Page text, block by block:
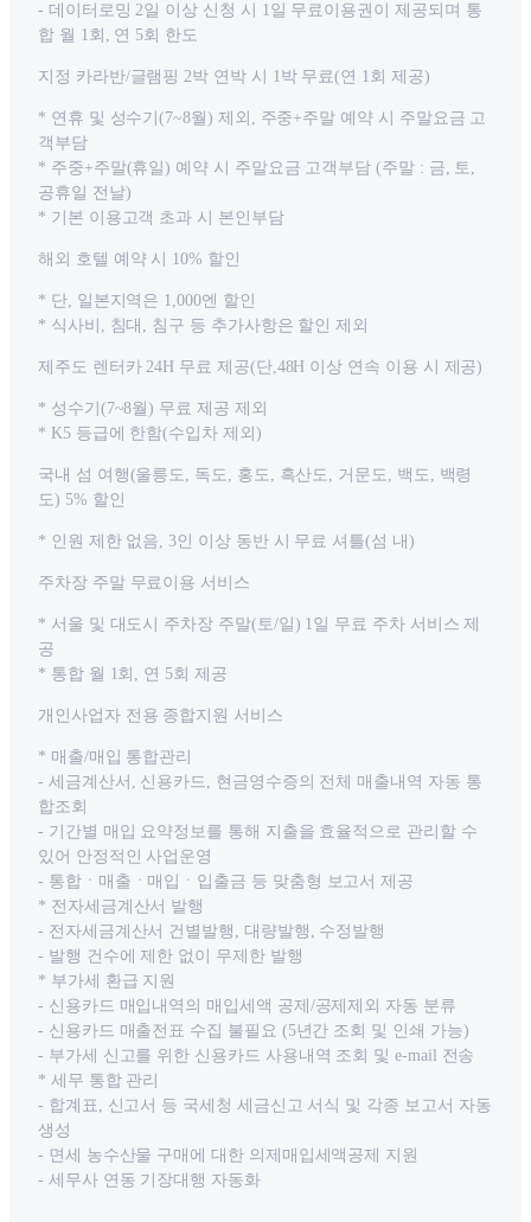
- 데이터로밍 2일 이상 신청 시 1일 무료이용권이 제공되며 통
합 월 1회, 연 5회 한도
지정 카라반/글램핑 2박 연박 시 1박 무료(연 1회 제공)
* 연휴 및 성수기(7~8월) 제외, 주중+주말 예약 시 주말요금 고
객부담
* 주중+주말(휴일) 예약 시 주말요금 고객부담 (주말 : 금, 토,
공휴일 전날)
* 기본 이용고객 초과 시 본인부담
해외 호텔 예약 시 10% 할인
* 단, 일본지역은 1,000엔 할인
* 식사비, 침대, 침구 등 추가사항은 할인 제외
제주도 렌터카 24H 무료 제공(단,48H 이상 연속 이용 시 제공)
* 성수기(7~8월) 무료 제공 제외
* K5 등급에 한함(수입차 제외)
국내 섬 여행(울릉도, 독도, 홍도, 흑산도, 거문도, 백도, 백령
도) 5% 할인
* 인원 제한 없음, 3인 이상 동반 시 무료 셔틀(섬 내)
주차장 주말 무료이용 서비스
* 서울 및 대도시 주차장 주말(토/일) 1일 무료 주차 서비스 제
공
* 통합 월 1회, 연 5회 제공
개인사업자 전용 종합지원 서비스
* 매출/매입 통합관리
- 세금계산서, 신용카드, 현금영수증의 전체 매출내역 자동 통
합조회
- 기간별 매입 요약정보를 통해 지출을 효율적으로 관리할 수
있어 안정적인 사업운영
- 통합ㆍ매출ㆍ매입ㆍ입출금 등 맞춤형 보고서 제공
* 전자세금계산서 발행
- 전자세금계산서 건별발행, 대량발행, 수정발행
- 발행 건수에 제한 없이 무제한 발행
* 부가세 환급 지원
- 신용카드 매입내역의 매입세액 공제/공제제외 자동 분류
- 신용카드 매출전표 수집 불필요 (5년간 조회 및 인쇄 가능)
- 부가세 신고를 위한 신용카드 사용내역 조회 및 e-mail 전송
* 세무 통합 관리
- 합계표, 신고서 등 국세청 세금신고 서식 및 각종 보고서 자동
생성
- 면세 농수산물 구매에 대한 의제매입세액공제 지원
- 세무사 연동 기장대행 자동화